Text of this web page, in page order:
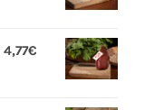
4,77€